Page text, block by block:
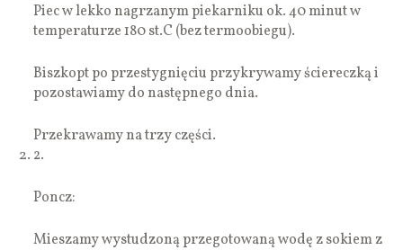
Piec w lekko nagrzanym piekarniku ok. 40 minut w
temperaturze 180 st.C (bez termoobiegu).
Biszkopt po przestygnięciu przykrywamy ściereczką i
pozostawiamy do następnego dnia.
Przekrawamy na trzy części.
2.
Poncz:
Mieszamy wystudzoną przegotowaną wodę z sokiem z